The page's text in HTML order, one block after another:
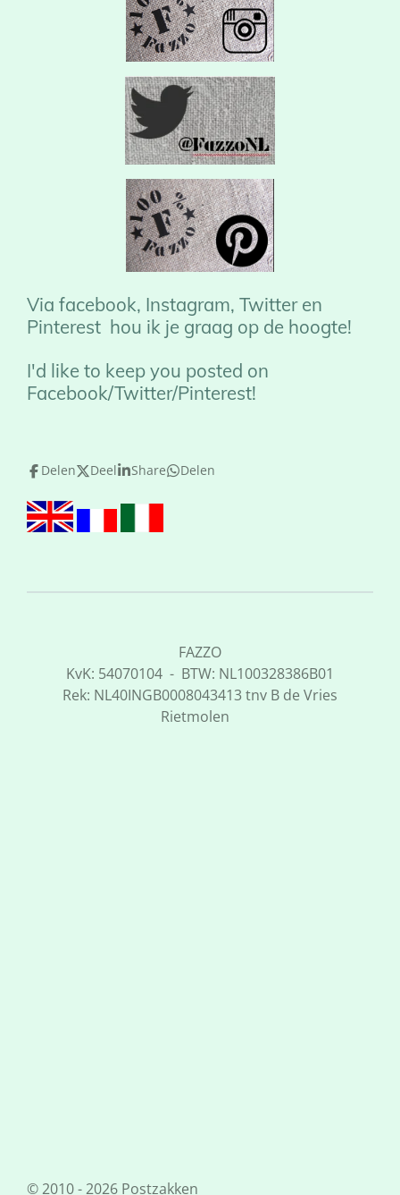
Via facebook, Instagram, Twitter en
Pinterest hou ik je graag op de hoogte!
I'd like to keep you posted on
Facebook/Twitter/Pinterest!
Delen Deel Share Delen
FAZZO
KvK: 54070104 - BTW: NL100328386B01
Rek: NL40INGB0008043413 tnv B de Vries
Rietmolen
© 2010 - 2026 Postzakken